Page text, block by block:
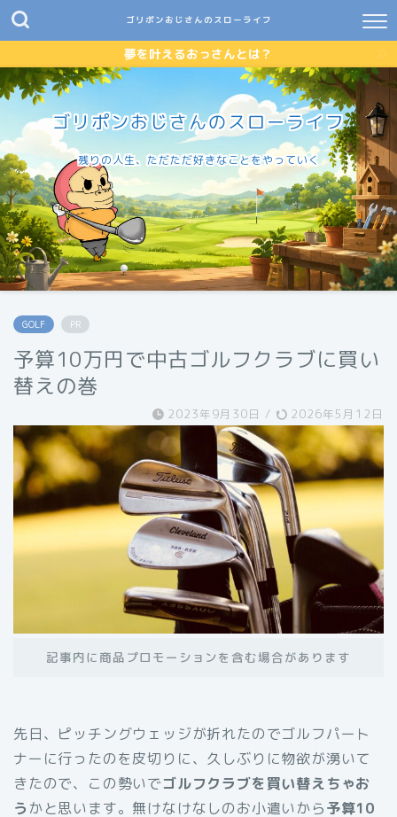
ゴリポンおじさんのスローライフ
夢を叶えるおっさんとは？
ゴリポンおじさんのスローライフ
残りの人生、ただただ好きなことをやっていく
GOLF PR
予算10万円で中古ゴルフクラブに買い
替えの巻
2023年9月30日 / 2026年5月12日
記事内に商品プロモーションを含む場合があります
先日、ピッチングウェッジが折れたのでゴルフパート
ナーに行ったのを皮切りに、久しぶりに物欲が湧いて
きたので、この勢いでゴルフクラブを買い替えちゃお
う かと思います。無けなけなしのお小遣いから予算10